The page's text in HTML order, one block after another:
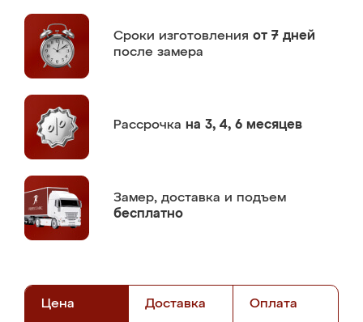
Сроки изготовления от 7 дней
после замера
Рассрочка на 3, 4, 6 месяцев
Замер, доставка и подъем
бесплатно
Цена Доставка Оплата